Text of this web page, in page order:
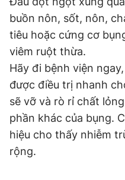
Phó tổng biên tập: Lâm Hiếu
Phó tổng biên tập: Trần Việt
Tổng thư ký tòa soạn: Đức
Giấy phép xuất bản số 110/
© 2003-2026 Bản quyền
chép dưới mọi hình thức nếu
bản. Phát triển bởi ePi
buồn nôn, sốt, nôn,
tiêu hoặc cứng cơ
viêm ruột thừa.
Hãy đi bệnh viện
được điều trị nhanh
sẽ vỡ và rò rỉ chất
phần khác của bụng.
hiệu cho thấy nhiễm
rộng.